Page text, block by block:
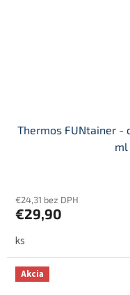
Thermos FUNtainer -
ml
€24,31 bez DPH
€29,90
ks
Akcia